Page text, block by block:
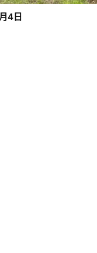
4日